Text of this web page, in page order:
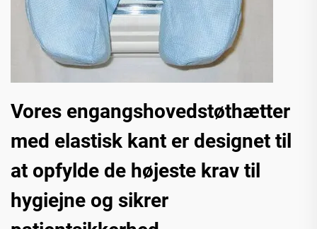
Vores engangshovedstøthætter
med elastisk kant er designet til
at opfylde de højeste krav til
hygiejne og sikrer